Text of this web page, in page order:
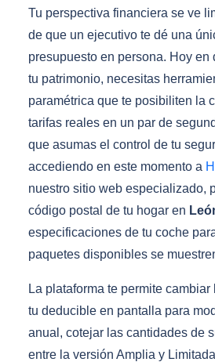
Tu perspectiva financiera se ve
de que un ejecutivo te dé una
presupuesto en persona. Hoy en
tu patrimonio, necesitas
paramétrica que te posibiliten la
tarifas reales en un par de
que asumas el control de tu
accediendo en este momento a
nuestro sitio web especializado,
código postal de tu hogar en
especificaciones de tu coche
paquetes disponibles se
La plataforma te permite
tu deducible en pantalla para
anual, cotejar las cantidades de
entre la versión Amplia y